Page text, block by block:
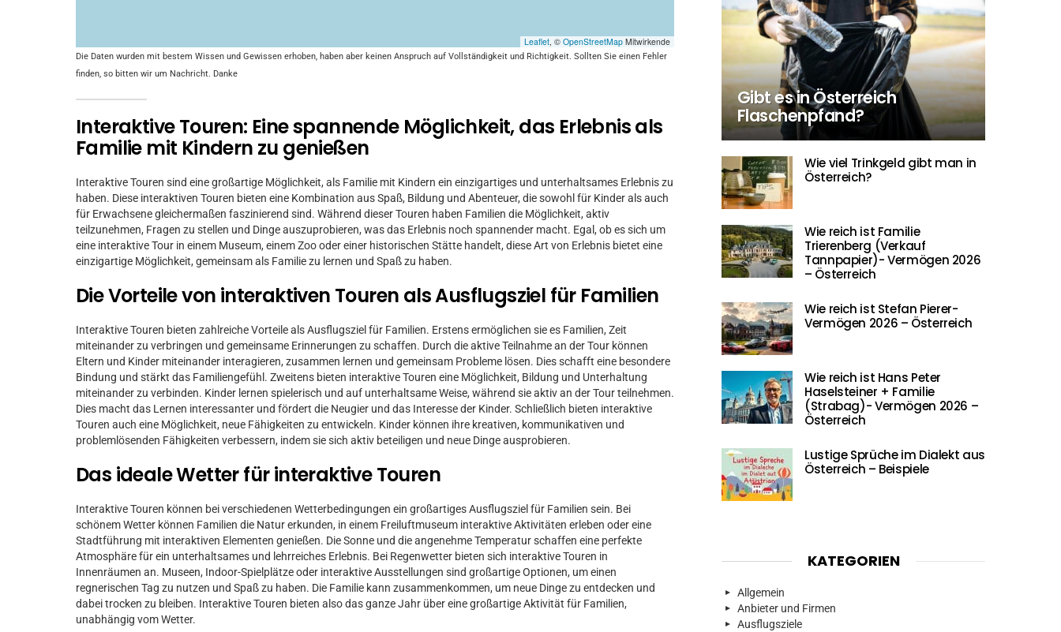
Leaflet, © OpenStreetMap Mitwirkende
Die Daten wurden mit bestem Wissen und Gewissen erhoben, haben aber keinen Anspruch auf Vollständigkeit und Richtigkeit. Sollten Sie einen Fehler
finden, so bitten wir um Nachricht. Danke
Interaktive Touren: Eine spannende Möglichkeit, das Erlebnis als
Familie mit Kindern zu genießen
Interaktive Touren sind eine großartige Möglichkeit, als Familie mit Kindern ein einzigartiges und unterhaltsames Erlebnis zu
haben. Diese interaktiven Touren bieten eine Kombination aus Spaß, Bildung und Abenteuer, die sowohl für Kinder als auch
für Erwachsene gleichermaßen faszinierend sind. Während dieser Touren haben Familien die Möglichkeit, aktiv
teilzunehmen, Fragen zu stellen und Dinge auszuprobieren, was das Erlebnis noch spannender macht. Egal, ob es sich um
eine interaktive Tour in einem Museum, einem Zoo oder einer historischen Stätte handelt, diese Art von Erlebnis bietet eine
einzigartige Möglichkeit, gemeinsam als Familie zu lernen und Spaß zu haben.
Die Vorteile von interaktiven Touren als Ausflugsziel für Familien
Interaktive Touren bieten zahlreiche Vorteile als Ausflugsziel für Familien. Erstens ermöglichen sie es Familien, Zeit
miteinander zu verbringen und gemeinsame Erinnerungen zu schaffen. Durch die aktive Teilnahme an der Tour können
Eltern und Kinder miteinander interagieren, zusammen lernen und gemeinsam Probleme lösen. Dies schafft eine besondere
Bindung und stärkt das Familiengefühl. Zweitens bieten interaktive Touren eine Möglichkeit, Bildung und Unterhaltung
miteinander zu verbinden. Kinder lernen spielerisch und auf unterhaltsame Weise, während sie aktiv an der Tour teilnehmen.
Dies macht das Lernen interessanter und fördert die Neugier und das Interesse der Kinder. Schließlich bieten interaktive
Touren auch eine Möglichkeit, neue Fähigkeiten zu entwickeln. Kinder können ihre kreativen, kommunikativen und
problemlösenden Fähigkeiten verbessern, indem sie sich aktiv beteiligen und neue Dinge ausprobieren.
Das ideale Wetter für interaktive Touren
Interaktive Touren können bei verschiedenen Wetterbedingungen ein großartiges Ausflugsziel für Familien sein. Bei
schönem Wetter können Familien die Natur erkunden, in einem Freiluftmuseum interaktive Aktivitäten erleben oder eine
Stadtführung mit interaktiven Elementen genießen. Die Sonne und die angenehme Temperatur schaffen eine perfekte
Atmosphäre für ein unterhaltsames und lehrreiches Erlebnis. Bei Regenwetter bieten sich interaktive Touren in
Innenräumen an. Museen, Indoor-Spielplätze oder interaktive Ausstellungen sind großartige Optionen, um einen
regnerischen Tag zu nutzen und Spaß zu haben. Die Familie kann zusammenkommen, um neue Dinge zu entdecken und
dabei trocken zu bleiben. Interaktive Touren bieten also das ganze Jahr über eine großartige Aktivität für Familien,
unabhängig vom Wetter.
Gibt es in Österreich
Flaschenpfand?
Wie viel Trinkgeld gibt man in
Österreich?
Wie reich ist Familie
Trierenberg (Verkauf
Tannpapier)- Vermögen 2026
– Österreich
Wie reich ist Stefan Pierer-
Vermögen 2026 – Österreich
Wie reich ist Hans Peter
Haselsteiner + Familie
(Strabag)- Vermögen 2026 –
Österreich
Lustige Sprüche im Dialekt aus
Österreich – Beispiele
KATEGORIEN
Allgemein
Anbieter und Firmen
Ausflugsziele